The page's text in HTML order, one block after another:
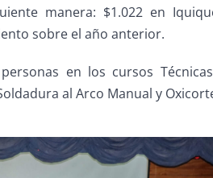
manera: $1.022 en
sobre el año anterior.
en los cursos
al Arco Manual y